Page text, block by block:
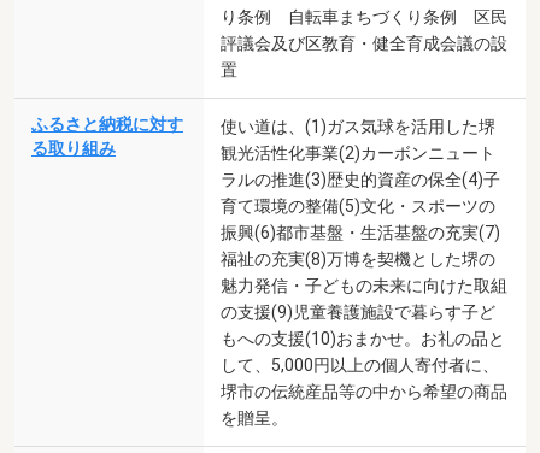
り条例 自転車まちづくり条例 区民
評議会及び区教育・健全育成会議の設
置
ふるさと納税に対す
る取り組み
使い道は、(1)ガス気球を活用した堺
観光活性化事業(2)カーボンニュート
ラルの推進(3)歴史的資産の保全(4)子
育て環境の整備(5)文化・スポーツの
振興(6)都市基盤・生活基盤の充実(7)
福祉の充実(8)万博を契機とした堺の
魅力発信・子どもの未来に向けた取組
の支援(9)児童養護施設で暮らす子ど
もへの支援(10)おまかせ。お礼の品と
して、5,000円以上の個人寄付者に、
堺市の伝統産品等の中から希望の商品
を贈呈。